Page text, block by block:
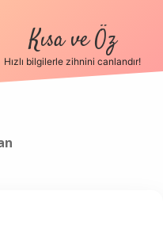
Kısa ve Öz
Hızlı bilgilerle zihnini canlandır!